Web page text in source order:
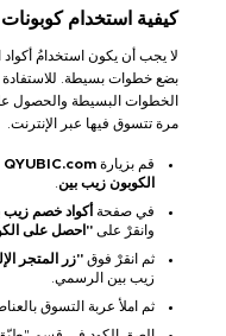
كيفية استخدام
لا يجب أن يكون استخدامُ
بضع خطوات بسيطة. للاستفادة
الخطوات البسيطة
مرة تتسوق فيها عبر الإنترنت.
قم بزيارة QYUBIC.com
الكوبون زيب بين
في صفحة أكواد خصم زيب
وانقرْ على "احصل على
ثم انقرْ فوق "زر المتجر
زيب بين الرسمي.
ثم املأ عربة التسوق